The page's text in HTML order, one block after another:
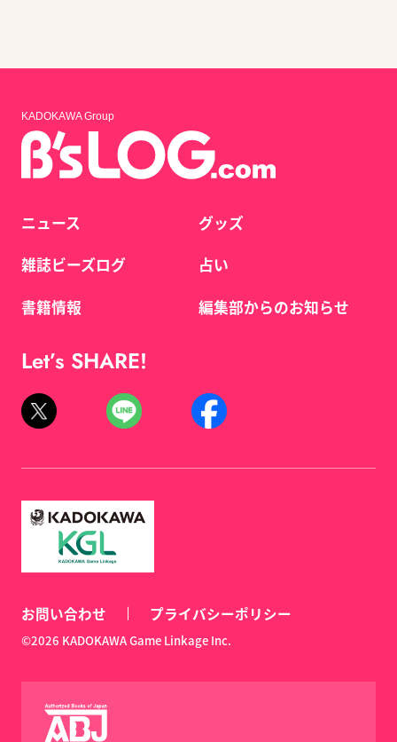
KADOKAWA Group
ニュース
雑誌ビーズログ
書籍情報
グッズ
占い
編集部からのお知らせ
Let’s SHARE!
お問い合わせ プライバシーポリシー
©2026 KADOKAWA Game Linkage Inc.